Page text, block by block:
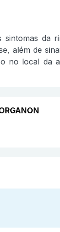
além de
no local da